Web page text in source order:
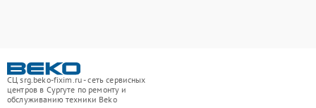
СЦ srg.beko-fixim.ru - сеть сервисных
центров в Сургуте по ремонту и
обслуживанию техники Beko